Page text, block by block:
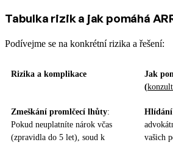
Tabulka rizik a jak pomáhá
Podívejme se na konkrétní rizika a řešení:
Rizika a komplikace
Jak
(
Zmeškání promlčecí lhůty:
Pokud neuplatníte nárok včas
(zpravidla do 5 let), soud k
vašich